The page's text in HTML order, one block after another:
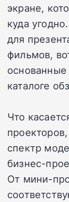
экране,
куда
для
фильмов,
каталоге
Что
спектр
бизнес-
От мини-